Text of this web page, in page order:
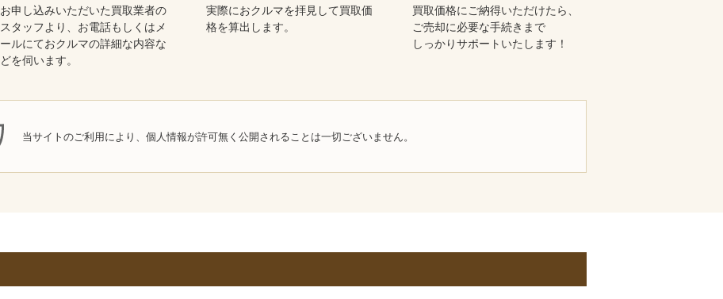
お申し込みいただいた買取業者の
スタッフより、お電話もしくはメ
ールにておクルマの詳細な内容な
どを伺います。
実際におクルマを拝見して買取価
格を算出します。
買取価格にご納得いただけたら、
ご売却に必要な手続きまで
しっかりサポートいたします！
当サイトのご利用により、個人情報が許可無く公開されることは一切ございません。